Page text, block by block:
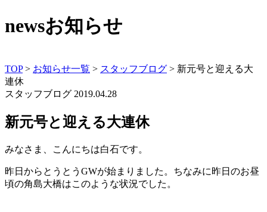
newsお知らせ
TOP> お知らせ一覧 > スタッフブログ > 新元号と迎える大
連休
スタッフブログ 2019.04.28
新元号と迎える大連休
みなさま、こんにちは白石です。
昨日からとうとうGWが始まりました。ちなみに昨日のお昼
頃の角島大橋はこのような状況でした。